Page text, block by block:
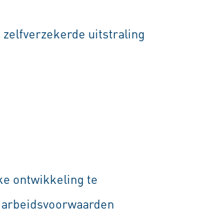
zelfverzekerde uitstraling
ontwikkeling te